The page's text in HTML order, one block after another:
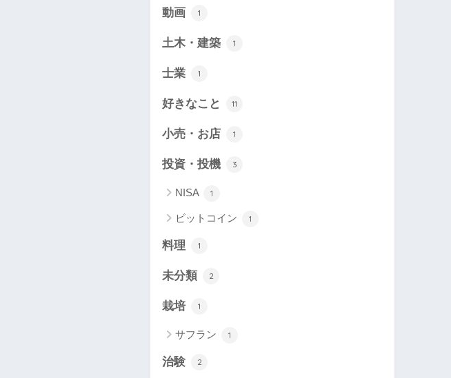
動画 1
土木・建築 1
士業 1
好きなこと 11
小売・お店 1
投資・投機 3
NISA 1
ビットコイン 1
料理 1
未分類 2
栽培 1
サフラン 1
治験 2